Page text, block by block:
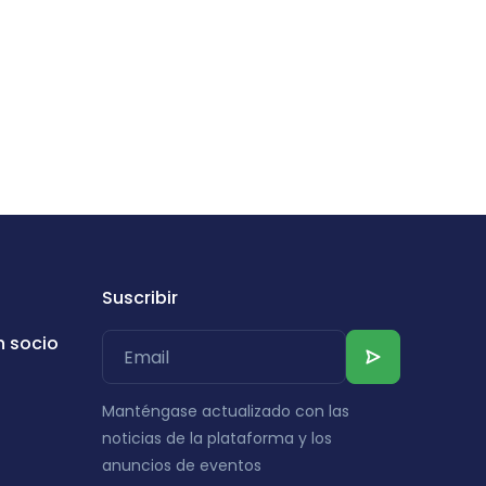
socio
Suscribir
Manténgase actualizado con las
noticias de la plataforma y los
anuncios de eventos